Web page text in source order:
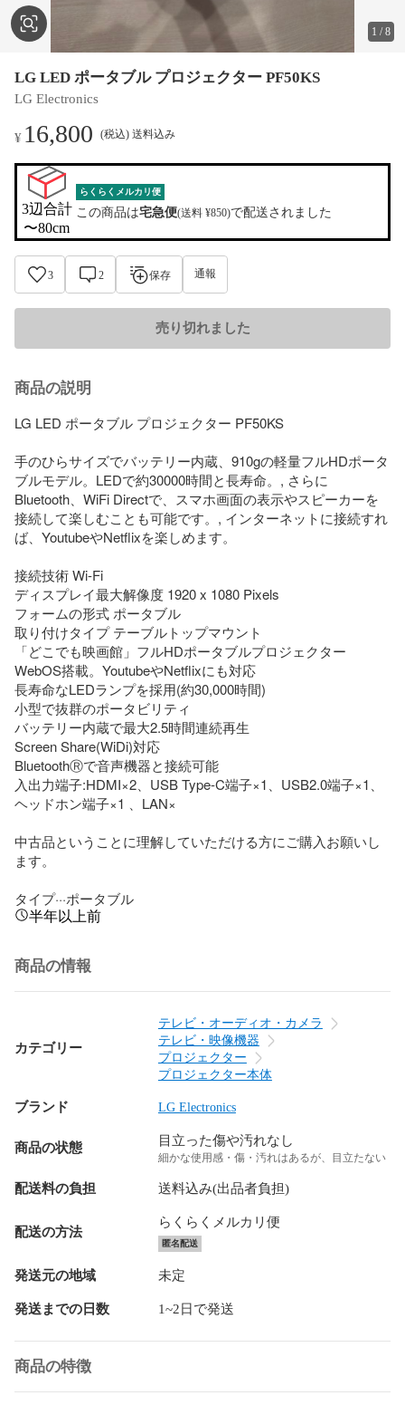
1 /8
LG LED ポータブル プロジェクター PF50KS
LG Electronics
¥ 16,800 (税込) 送料込み
3辺合計
〜80cm
らくらくメルカリ便
この商品は宅急便(送料 ¥850)で配送されました
3 2 保存 通報
売り切れました
商品の説明
LG LED ポータブル プロジェクター PF50KS
手のひらサイズでバッテリー内蔵、910gの軽量フルHDポータ
ブルモデル。LEDで約30000時間と長寿命。, さらに
Bluetooth、WiFi Directで、スマホ画面の表示やスピーカーを
接続して楽しむことも可能です。, インターネットに接続すれ
ば、YoutubeやNetflixを楽しめます。
接続技術 Wi-Fi
ディスプレイ最大解像度 1920 x 1080 Pixels
フォームの形式 ポータブル
取り付けタイプ テーブルトップマウント
「どこでも映画館」フルHDポータブルプロジェクター
WebOS搭載。YoutubeやNetflixにも対応
長寿命なLEDランプを採用(約30,000時間)
小型で抜群のポータビリティ
バッテリー内蔵で最大2.5時間連続再生
Screen Share(WiDi)対応
BluetoothⓇで音声機器と接続可能
入出力端子:HDMI×2、USB Type-C端子×1、USB2.0端子×1、
ヘッドホン端子×1 、LAN×
中古品ということに理解していただける方にご購入お願いし
ます。
タイプ···ポータブル
半年以上前
商品の情報
カテゴリー
テレビ・オーディオ・カメラ
テレビ・映像機器
プロジェクター
プロジェクター本体
ブランド LG Electronics
商品の状態 目立った傷や汚れなし
細かな使用感・傷・汚れはあるが、目立たない
配送料の負担 送料込み(出品者負担)
配送の方法
らくらくメルカリ便
匿名配送
発送元の地域 未定
発送までの日数 1~2日で発送
商品の特徴